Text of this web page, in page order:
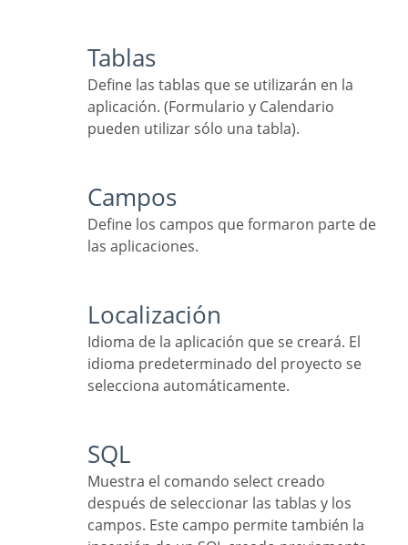
Tablas
Define las tablas que se utilizarán en la
aplicación. (Formulario y Calendario
pueden utilizar sólo una tabla).
Campos
Define los campos que formaron parte de
las aplicaciones.
Localización
Idioma de la aplicación que se creará. El
idioma predeterminado del proyecto se
selecciona automáticamente.
SQL
Muestra el comando select creado
después de seleccionar las tablas y los
campos. Este campo permite también la